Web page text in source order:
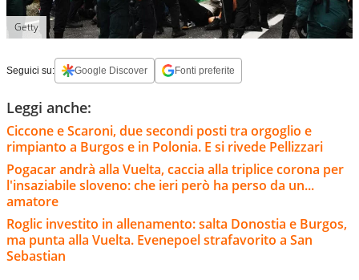
Getty
Seguici su: Google Discover Fonti preferite
Leggi anche:
Ciccone e Scaroni, due secondi posti tra orgoglio e
rimpianto a Burgos e in Polonia. E si rivede Pellizzari
Pogacar andrà alla Vuelta, caccia alla triplice corona per
l'insaziabile sloveno: che ieri però ha perso da un...
amatore
Roglic investito in allenamento: salta Donostia e Burgos,
ma punta alla Vuelta. Evenepoel strafavorito a San
Sebastian